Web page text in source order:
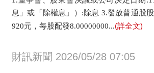
息」或「除權息」）:除息 3.發放普通股
920元，每股配發8.00000000...(詳全文)
財訊新聞 2026/05/28 07:05